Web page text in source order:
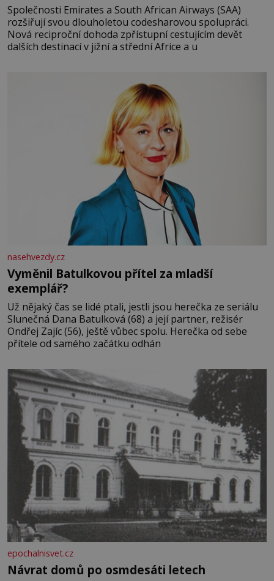
Společnosti Emirates a South African Airways (SAA)
rozšiřují svou dlouholetou codesharovou spolupráci.
Nová reciproční dohoda zpřístupní cestujícím devět
dalších destinací v jižní a střední Africe a u
nasehvezdy.cz
Vyměnil Batulkovou přítel za mladší
exemplář?
Už nějaký čas se lidé ptali, jestli jsou herečka ze seriálu
Slunečná Dana Batulková (68) a její partner, režisér
Ondřej Zajíc (56), ještě vůbec spolu. Herečka od sebe
přítele od samého začátku odhán
epochalnisvet.cz
Návrat domů po osmdesáti letech